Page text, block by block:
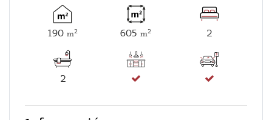
190m2 605m2 2
2